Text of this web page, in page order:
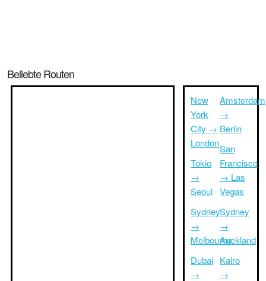
Beliebte Routen
New
York
City →
London
Tokio
→
Seoul
Sydney
→
Melbourne
Dubai
→
Amsterdam
→
Berlin
San
Francisco
→ Las
Vegas
Sydney
→
Auckland
Kairo
→